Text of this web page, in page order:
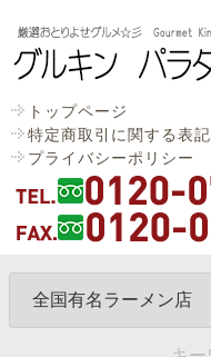
トップページ
特定商取引に関する表記
プライバシーポリシー